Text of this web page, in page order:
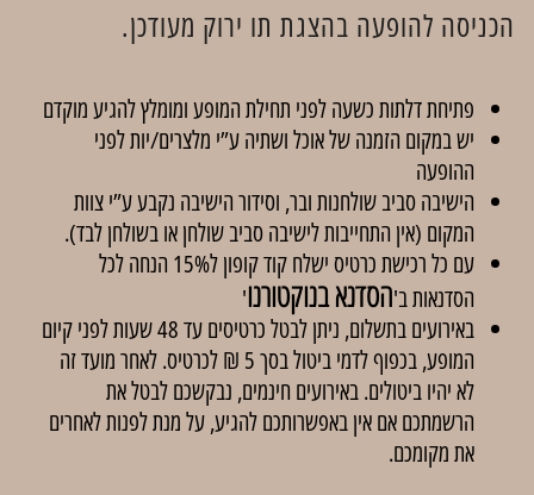
הכניסה להופעה בהצגת תו ירוק מעודכן.
פתיחת דלתות כשעה לפני תחילת המופע ומומלץ להגיע מוקדם
יש במקום הזמנה של אוכל ושתיה ע”י מלצרים/יות לפני
ההופעה
הישיבה סביב שולחנות ובר, וסידור הישיבה נקבע ע”י צוות
המקום (אין התחייבות לישיבה סביב שולחן או בשולחן לבד).
עם כל רכישת כרטיס ישלח קוד קופון ל15% הנחה לכל
הסדנאות ב'הסדנא בנוקטורנו'
באירועים בתשלום, ניתן לבטל כרטיסים עד 48 שעות לפני קיום
המופע, בכפוף לדמי ביטול בסך 5 ₪ לכרטיס. לאחר מועד זה
לא יהיו ביטולים. באירועים חינמים, נבקשכם לבטל את
הרשמתכם אם אין באפשרותכם להגיע, על מנת לפנות לאחרים
את מקומכם.